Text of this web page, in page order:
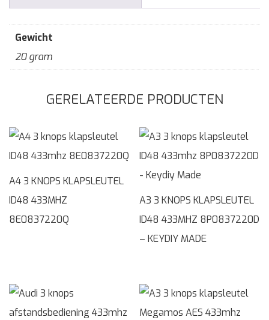
Gewicht
20 gram
GERELATEERDE PRODUCTEN
A4 3 KNOPS KLAPSLEUTEL
ID48 433MHZ
8E0837220Q
A3 3 KNOPS KLAPSLEUTEL
ID48 433MHZ 8P0837220D
– KEYDIY MADE